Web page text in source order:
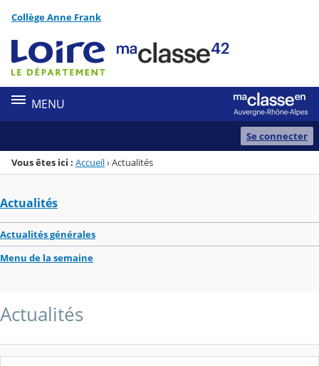
Menu de la rubrique
Contenu
Collège Anne Frank
MENU
Se connecter
Vous êtes ici : Accueil›Actualités
Actualités
Actualités générales
Menu de la semaine
Actualités